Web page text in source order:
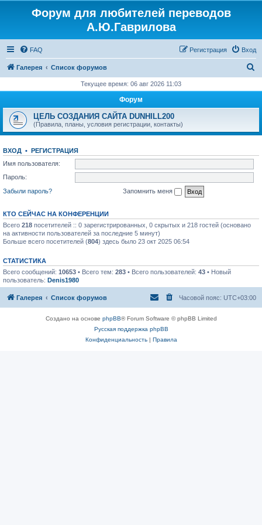
РегистрацияФорум для любителей переводов
А.Ю.Гаврилова
FAQ Вход
Регистрация
Галерея Список форумов
с
Текущее время: 06 авг 2026 11:03
Форум
ЦЕЛЬ СОЗДАНИЯ САЙТА DUNHILL200
(Правила, планы, условия регистрации, контакты)
ВХОД • РЕГИСТРАЦИЯ
Имя пользователя:
Пароль:
Забыли пароль?
Запомнить меня
КТО СЕЙЧАС НА КОНФЕРЕНЦИИ
Всего 218 посетителей :: 0 зарегистрированных, 0 скрытых и 218 гостей (основано
на активности пользователей за последние 5 минут)
Больше всего посетителей (804) здесь было 23 окт 2025 06:54
СТАТИСТИКА
Всего сообщений: 10653 • Всего тем: 283 • Всего пользователей: 43 • Новый
пользователь: Denis1980
Галерея Список форумов Часовой пояс: UTC+03:00
Создано на основе phpBB® Forum Software © phpBB Limited
Русская поддержка phpBB
Конфиденциальность| Правила